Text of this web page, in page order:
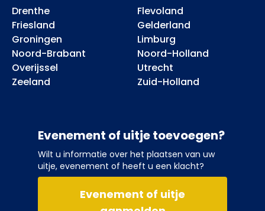
Drenthe
Flevoland
Friesland
Gelderland
Groningen
Limburg
Noord-Brabant
Noord-Holland
Overijssel
Utrecht
Zeeland
Zuid-Holland
Evenement of uitje toevoegen?
Wilt u informatie over het plaatsen van uw
uitje, evenement of heeft u een klacht?
Evenement of uitje